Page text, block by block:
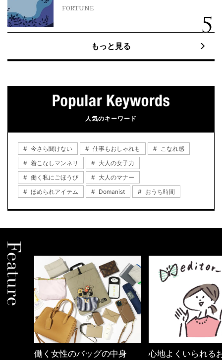
FORTUNE
もっと見る
人気のキーワード
今さら聞けない 仕事もおしゃれも
こなれ感
着こなしマンネリ
大人の女子力
働く私にごほうび
大人のマナー
ほめられアイテム
Domanist おうち時間
心地よくいられるおしゃれ
【ワーママのきれ